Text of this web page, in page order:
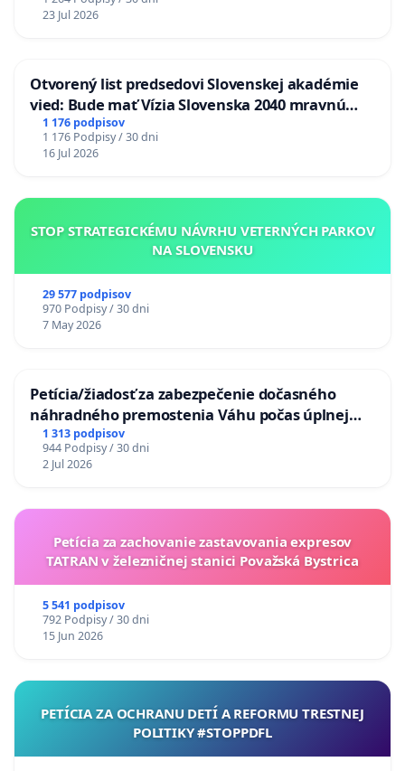
23 Jul 2026
Otvorený list predsedovi Slovenskej akadémie
vied: Bude mať Vízia Slovenska 2040 mravnú
chrbticu?
1 176 podpisov
1 176 Podpisy / 30 dni
16 Jul 2026
STOP STRATEGICKÉMU NÁVRHU VETERNÝCH PARKOV
NA SLOVENSKU
29 577 podpisov
970 Podpisy / 30 dni
7 May 2026
Petícia/žiadosť za zabezpečenie dočasného
náhradného premostenia Váhu počas úplnej
uzávery Vážskeho mosta v Komárne
1 313 podpisov
944 Podpisy / 30 dni
2 Jul 2026
Petícia za zachovanie zastavovania expresov
TATRAN v železničnej stanici Považská Bystrica
5 541 podpisov
792 Podpisy / 30 dni
15 Jun 2026
PETÍCIA ZA OCHRANU DETÍ A REFORMU TRESTNEJ
POLITIKY #STOPPDFL